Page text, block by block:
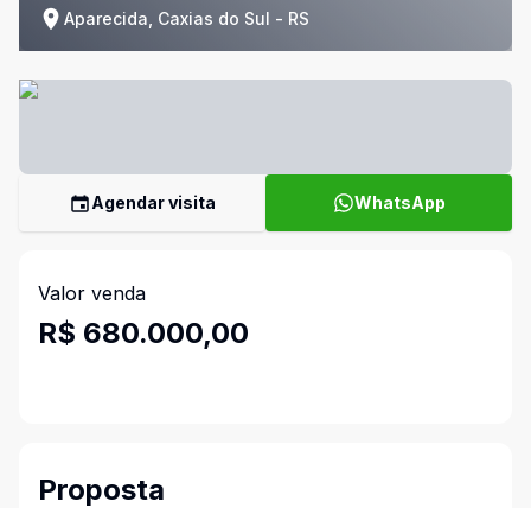
Aparecida, Caxias do Sul - RS
Agendar visita WhatsApp
Valor venda
R$ 680.000,00
Proposta